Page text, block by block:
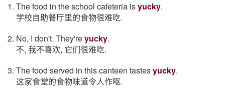
1. The food in the school cafeteria isyucky.
学校自助餐厅里的食物很难吃.
2. No, I don't. They'reyucky.
不, 我不喜欢, 它们很难吃.
3. The food served in this canteen tastesyucky.
这家食堂的食物味道令人作呕.